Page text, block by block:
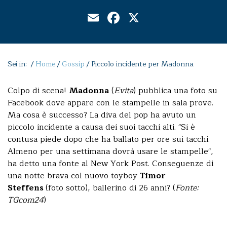
EmailFacebook
Sei in: /Home/Gossip /Piccolo incidente per Madonna
Colpo di scena! Madonna(Evita) pubblica una foto su
Facebook dove appare con le stampelle in sala prove.
Ma cosa è successo? La diva del pop ha avuto un
piccolo incidente a causa dei suoi tacchi alti. "Si è
contusa piede dopo che ha ballato per ore sui tacchi.
Almeno per una settimana dovrà usare le stampelle",
ha detto una fonte al New York Post. Conseguenze di
una notte brava col nuovo toyboyTimor
Steffens(foto sotto), ballerino di 26 anni? (Fonte:
TGcom24)